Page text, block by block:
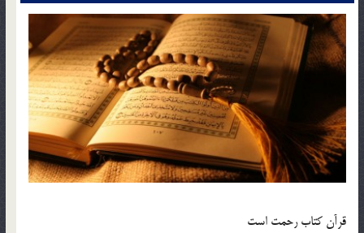
قرآن کتاب رحمت است